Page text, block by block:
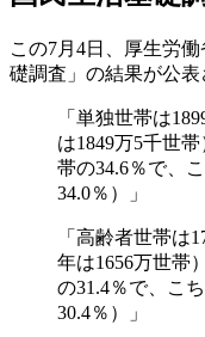
この7月4日、厚生労
礎調査」の結果が公表
「単独世帯は
は1849万5千世
帯の34.6％で、
34.0％）」
「高齢者世帯は
年は1656万世帯
の31.4％で、こ
30.4％）」